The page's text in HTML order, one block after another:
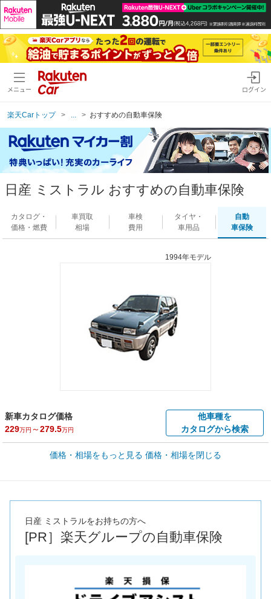
メニュー ログイン
楽天Carトップ おすすめの自動車保険
日産 ミストラル おすすめの自動車保険
カタログ・
価格・燃費
車買取
相場
車検
費用
タイヤ・
車用品
自動
車保険
1994年モデル
新車カタログ価格
229万円 ～279.5万円
他車種を
カタログから検索
車買取価格 *
車買取相場
全国平均の車検価格 *
円
楽天Car車検で
*当該価格は車種別の価格となります。
価格・相場をもっと見る 価格・相場を閉じる
日産 ミストラルをお持ちの方へ
[PR］楽天グループの自動車保険